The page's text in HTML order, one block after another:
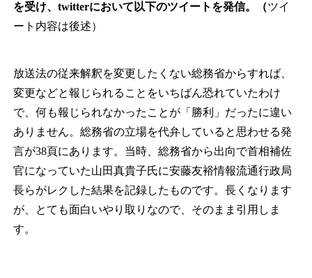
を受け、twitterにおいて以下のツイートを発信。（ツイ
ート内容は後述）
放送法の従来解釈を変更したくない総務省からすれば、
変更などと報じられることをいちばん恐れていたわけ
で、何も報じられなかったことが「勝利」だったに違い
ありません。総務省の立場を代弁していると思わせる発
言が38頁にあります。当時、総務省から出向で首相補佐
官になっていた山田真貴子氏に安藤友裕情報流通行政局
長らがレクした結果を記録したものです。長くなります
が、とても面白いやり取りなので、そのまま引用しま
す。